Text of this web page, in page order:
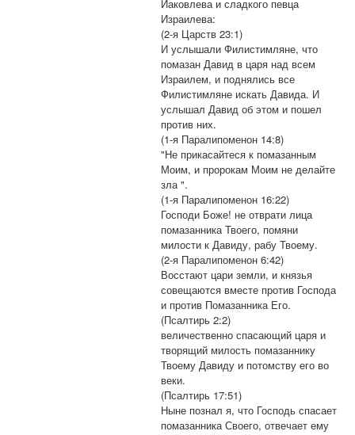
Иаковлева и сладкого певца
Израилева:
(2-я Царств 23:1)
И услышали Филистимляне, что
помазан Давид в царя над всем
Израилем, и поднялись все
Филистимляне искать Давида. И
услышал Давид об этом и пошел
против них.
(1-я Паралипоменон 14:8)
"Не прикасайтеся к помазанным
Моим, и пророкам Моим не делайте
зла ".
(1-я Паралипоменон 16:22)
Господи Боже! не отврати лица
помазанника Твоего, помяни
милости к Давиду, рабу Твоему.
(2-я Паралипоменон 6:42)
Восстают цари земли, и князья
совещаются вместе против Господа
и против Помазанника Его.
(Псалтирь 2:2)
величественно спасающий царя и
творящий милость помазаннику
Твоему Давиду и потомству его во
веки.
(Псалтирь 17:51)
Ныне познал я, что Господь спасает
помазанника Своего, отвечает ему